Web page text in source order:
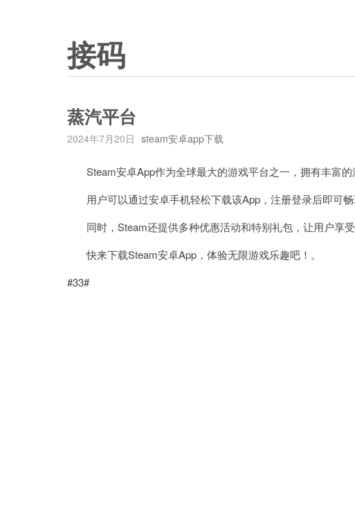
接码
蒸汽平台
2024年7月20日 steam安卓app下载
Steam安卓App作为全球最大的游戏平台之一，拥有丰富的
用户可以通过安卓手机轻松下载该App，注册登录后即可畅
同时，Steam还提供多种优惠活动和特别礼包，让用户享受
快来下载Steam安卓App，体验无限游戏乐趣吧！。
#33#